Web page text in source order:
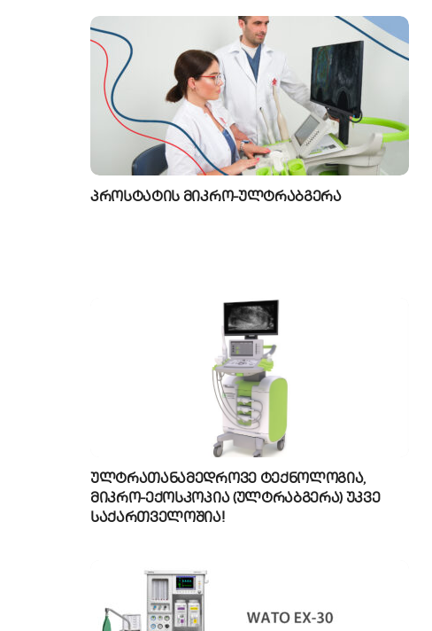
პროსტატის მიკრო-ულტრაბგერა
ულტრათანამედროვე ტექნოლოგია,
მიკრო-ექოსკოპია (ულტრაბგერა) უკვე
საქართველოშია!